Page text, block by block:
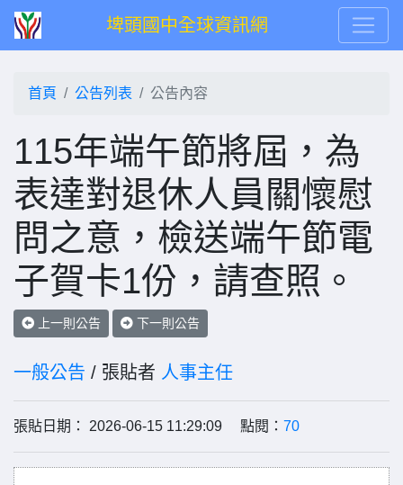
埤頭國中全球資訊網
首頁 公告列表 公告內容
115年端午節將屆，為
表達對退休人員關懷慰
問之意，檢送端午節電
子賀卡1份，請查照。
上一則公告 下一則公告
一般公告 / 張貼者 人事主任
張貼日期： 2026-06-15 11:29:09 點閱： 70